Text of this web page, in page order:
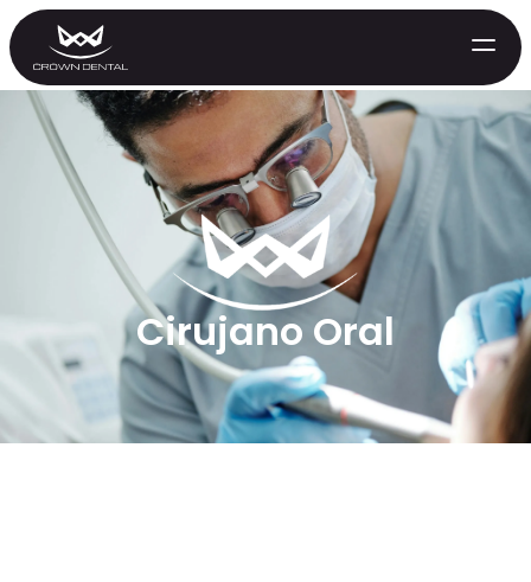
GENERAL
Tratamiento de Emergencia
Cirujano Oral